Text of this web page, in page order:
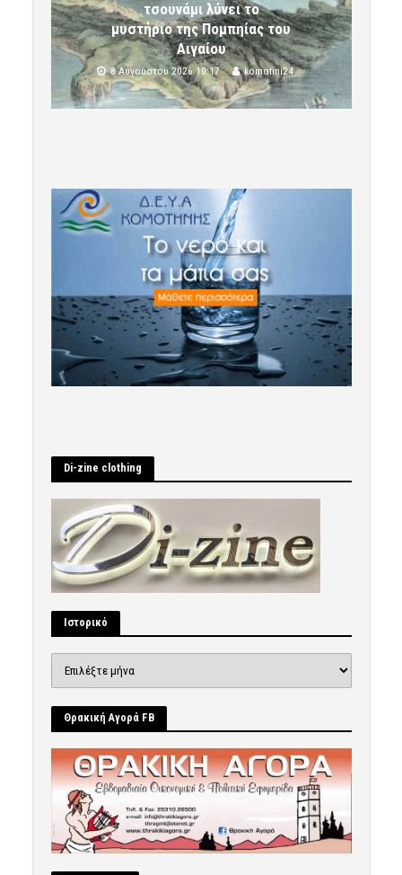
τσουνάμι λύνει το
μυστήριο της Πομπηίας του
Αιγαίου
8 Αυγούστου 2026 10:17 komotini24
Di-zine clothing
Ιστορικό
Θρακική Αγορά FB